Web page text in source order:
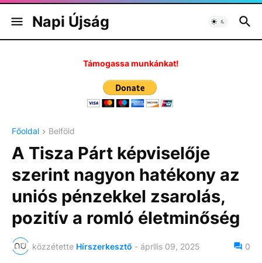
Napi Újság
Támogassa munkánkat!
Főoldal Belföld
A Tisza Párt képviselője
szerint nagyon hatékony az
uniós pénzekkel zsarolás,
pozitív a romló életminőség
közzétette Hírszerkesztő - április 09, 2025 0